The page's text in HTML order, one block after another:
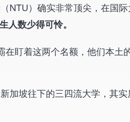
NTU）确实非常顶尖，在国
人数少得可怜。
在盯着这两个名额，他们本
加坡往下的三四流大学，其实